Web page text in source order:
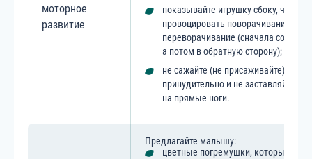
моторное
развитие
показывайте игрушку сбоку, чтобы
провоцировать поворачивание и
переворачивание (сначала со
а потом в обратную сторону);
не сажайте (не присаживайте)
принудительно и не заставляйте
на прямые ноги.
Предлагайте малышу:
цветные погремушки, которые